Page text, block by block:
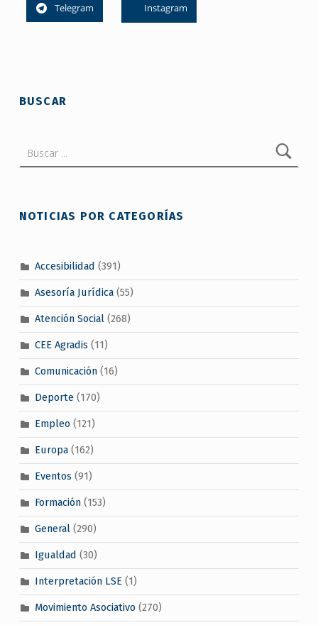
Telegram Instagram
BUSCAR
NOTICIAS POR CATEGORÍAS
Accesibilidad (391)
Asesoría Jurídica(55)
Atención Social(268)
CEE Agradis (11)
Comunicación(16)
Deporte(170)
Empleo (121)
Europa(162)
Eventos (91)
Formación(153)
General(290)
Igualdad (30)
Interpretación LSE(1)
Movimiento Asociativo (270)